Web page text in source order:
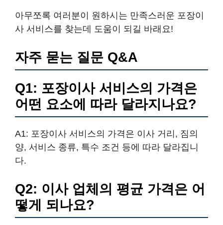
아무쪼록 여러분이 원하시는 만족스러운 포장이
사 서비스를 찾는데 도움이 되길 바래요!
자주 묻는 질문 Q&A
Q1: 포장이사 서비스의 가격은
어떤 요소에 따라 달라지나요?
A1: 포장이사 서비스의 가격은 이사 거리, 짐의
양, 서비스 종류, 특수 조건 등에 따라 달라집니
다.
Q2: 이사 업체의 평균 가격은 어
떻게 되나요?